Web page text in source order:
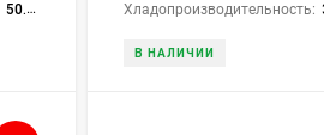
50.3 × 83.3 × 50.4 см
Хладопроизводительность:
В НАЛИЧИИ